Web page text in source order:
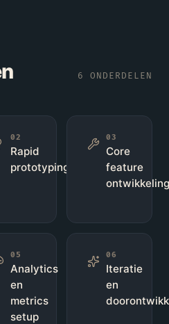
6 ONDERDELEN
02
Rapid
prototyping
03
Core
feature
ontwikkeling
05
Analytics
en
metrics
setup
06
Iteratie
en